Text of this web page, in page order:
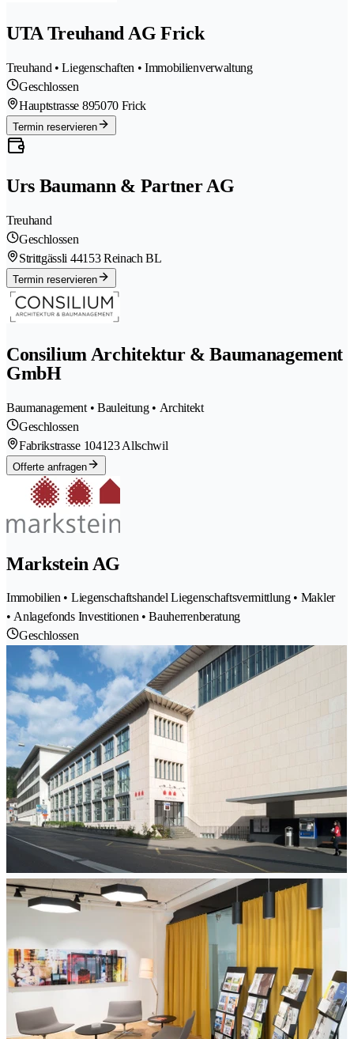
UTA Treuhand AG Frick
Treuhand • Liegenschaften • Immobilienverwaltung
Geschlossen
Hauptstrasse 895070 Frick
Termin reservieren
Urs Baumann & Partner AG
Treuhand
Geschlossen
Strittgässli 44153 Reinach BL
Termin reservieren
Consilium Architektur & Baumanagement
GmbH
Baumanagement • Bauleitung • Architekt
Geschlossen
Fabrikstrasse 104123 Allschwil
Offerte anfragen
Markstein AG
Immobilien • Liegenschaftshandel Liegenschaftsvermittlung • Makler
• Anlagefonds Investitionen • Bauherrenberatung
Geschlossen